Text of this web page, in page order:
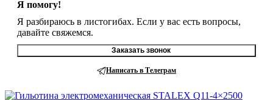
Я помогу!
Я разбираюсь в листогибах. Если у вас есть вопросы,
давайте свяжемся.
Заказать звонок
Написать в Телеграм